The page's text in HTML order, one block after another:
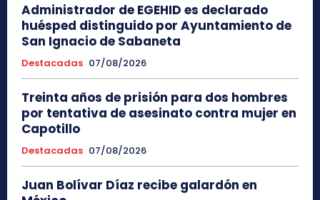
Administrador de EGEHID es declarado
huésped distinguido por Ayuntamiento de
San Ignacio de Sabaneta
Destacadas 07/08/2026
Treinta años de prisión para dos hombres
por tentativa de asesinato contra mujer en
Capotillo
Destacadas 07/08/2026
Juan Bolívar Díaz recibe galardón en